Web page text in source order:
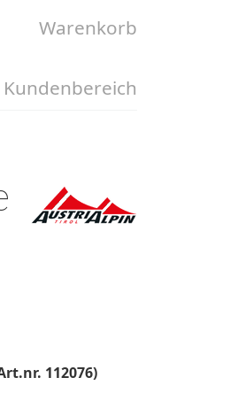
Warenkorb
Kundenbereich
112076)